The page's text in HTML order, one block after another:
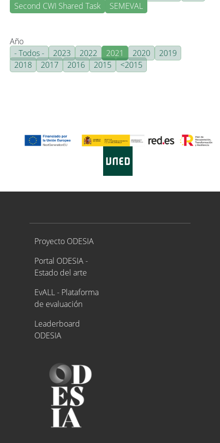
Second CWI Shared Task
SEMEVAL
Año
- Todos -
2023 2022 2021 2020
2019
2018
2017 2016 2015 <2015
Proyecto ODESIA
Proyecto ODESIA
Portal ODESIA -
Estado del arte
EvALL - Plataforma
de evaluación
Leaderboard
ODESIA